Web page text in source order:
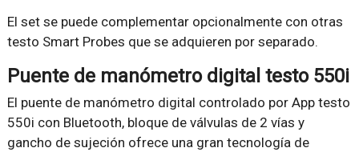
El set se puede complementar opcionalmente con otras
testo Smart Probes que se adquieren por separado.
Puente de manómetro digital testo 550i
El puente de manómetro digital controlado por App testo
550i con Bluetooth, bloque de válvulas de 2 vías y
gancho de sujeción ofrece una gran tecnología de